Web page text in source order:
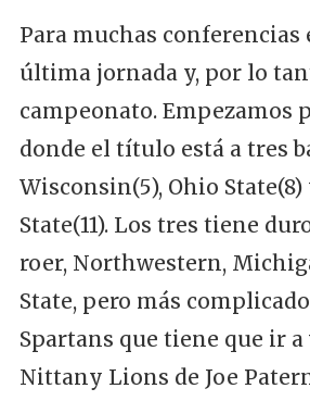
Para muchas conferencias
última jornada y, por lo
campeonato. Empezamos
donde el título está a tres
Wisconsin(5), Ohio
State(11). Los tres tiene
roer, Northwestern,
State, pero más
Spartans que tiene que ir a
Nittany Lions de Joe